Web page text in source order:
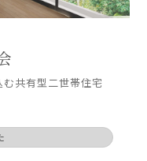
む共有型二世帯住宅